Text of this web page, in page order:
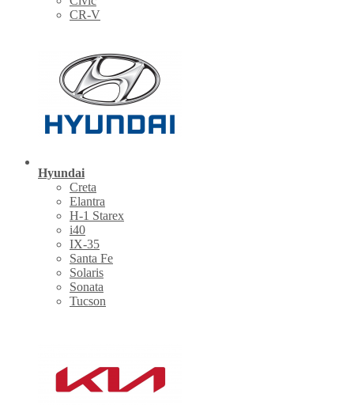
CR-V
Hyundai
Creta
Elantra
H-1 Starex
i40
IX-35
Santa Fe
Solaris
Sonata
Tucson